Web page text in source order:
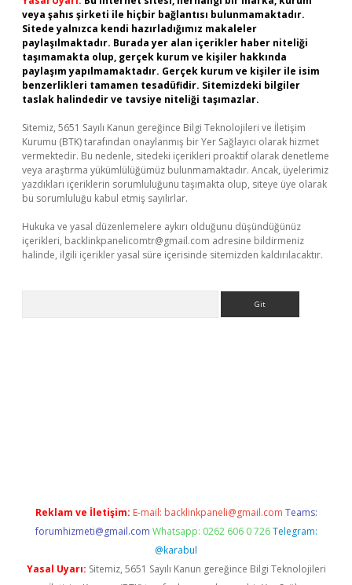
veya şahıs şirketi ile hiçbir bağlantısı bulunmamaktadır.
Sitede yalnızca kendi hazırladığımız makaleler
paylaşılmaktadır. Burada yer alan içerikler haber niteliği
taşımamakta olup, gerçek kurum ve kişiler hakkında
paylaşım yapılmamaktadır. Gerçek kurum ve kişiler ile isim
benzerlikleri tamamen tesadüfidir. Sitemizdeki bilgiler
taslak halindedir ve tavsiye niteliği taşımazlar.
Sitemiz, 5651 Sayılı Kanun gereğince Bilgi Teknolojileri ve İletişim
Kurumu (BTK) tarafından onaylanmış bir Yer Sağlayıcı olarak hizmet
vermektedir. Bu nedenle, sitedeki içerikleri proaktif olarak denetleme
veya araştırma yükümlülüğümüz bulunmamaktadır. Ancak, üyelerimiz
yazdıkları içeriklerin sorumluluğunu taşımakta olup, siteye üye olarak
bu sorumluluğu kabul etmiş sayılırlar.
Hukuka ve yasal düzenlemelere aykırı olduğunu düşündüğünüz
içerikleri, backlinkpanelicomtr@gmail.com adresine bildirmeniz
halinde, ilgili içerikler yasal süre içerisinde sitemizden kaldırılacaktır.
Reklam ve İletişim: E-mail: backlinkpaneli@gmail.com Teams:
forumhizmeti@gmail.com Whatsapp: 0262 606 0 726 Telegram:
@karabul
Yasal Uyarı: Sitemiz, 5651 Sayılı Kanun gereğince Bilgi Teknolojileri